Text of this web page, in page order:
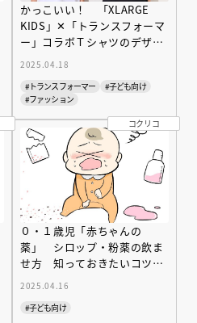
かっこいい！ 「XLARGE
KIDS」✕「トランスフォーマ
ー」コラボＴシャツのデザイ
ンをチェック
2025.04.18
#トランスフォーマー
#子ども向け
#ファッション
コクリコ
０・１歳児「赤ちゃんの
薬」 シロップ・粉薬の飲ま
せ方 知っておきたいコツと
ホームケアのポイントを小児
2025.04.16
#子ども向け